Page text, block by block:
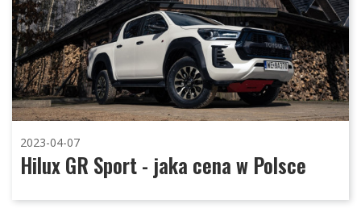
2023-04-07
Hilux GR Sport - jaka cena w Polsce